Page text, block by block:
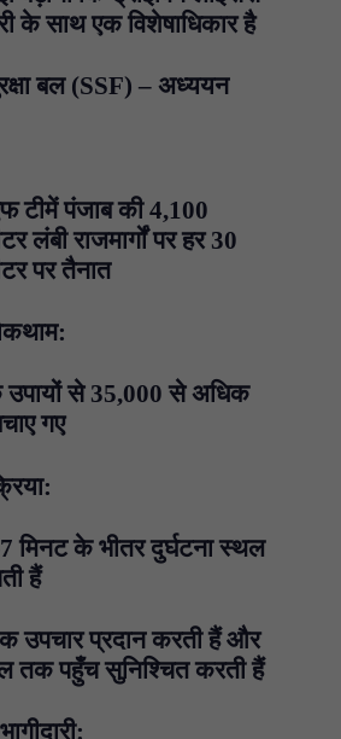
के साथ एक विशेषाधिकार है
बल (SSF) – अध्ययन
टीमें पंजाब की 4,100
लंबी राजमार्गों पर हर 30
पर तैनात
उपायों से 35,000 से अधिक
गए
मिनट के भीतर दुर्घटना स्थल
हैं
उपचार प्रदान करती हैं और
तक पहुँच सुनिश्चित करती हैं